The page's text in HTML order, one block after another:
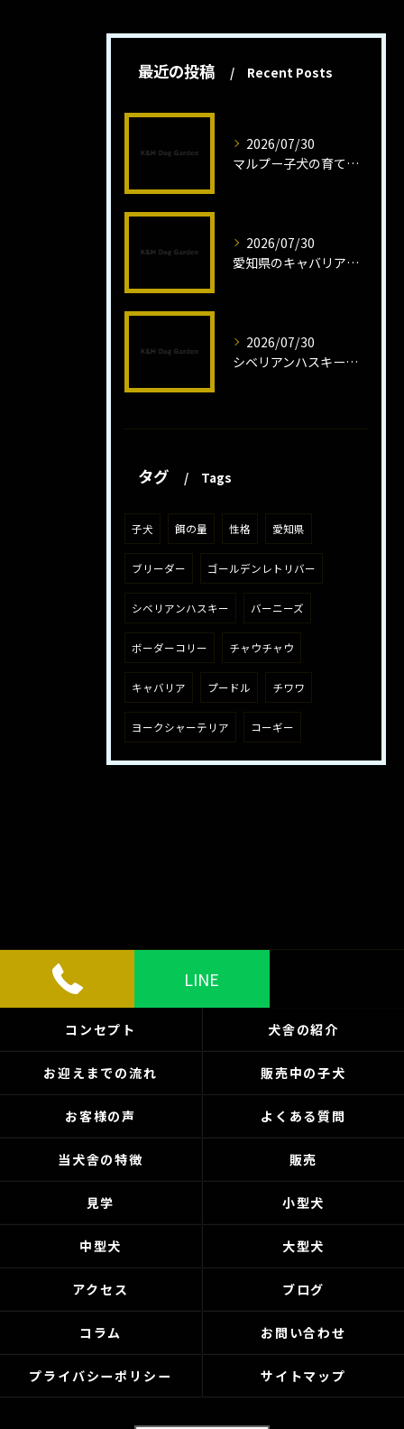
最近の投稿 Recent Posts
2026/07/30
マルプー子犬の育て方と魅力解説
2026/07/30
愛知県のキャバリア子犬の魅力秘話
2026/07/30
シベリアンハスキー子犬の魅力と飼育法
タグ Tags
子犬 餌の量 性格 愛知県
ブリーダー ゴールデンレトリバー
シベリアンハスキー バーニーズ
ボーダーコリー チャウチャウ
キャバリア プードル チワワ
ヨークシャーテリア コーギー
LINE
コンセプト 犬舎の紹介
お迎えまでの流れ 販売中の子犬
お客様の声 よくある質問
当犬舎の特徴 販売
見学 小型犬
中型犬 大型犬
アクセス ブログ
コラム お問い合わせ
プライバシーポリシー サイトマップ